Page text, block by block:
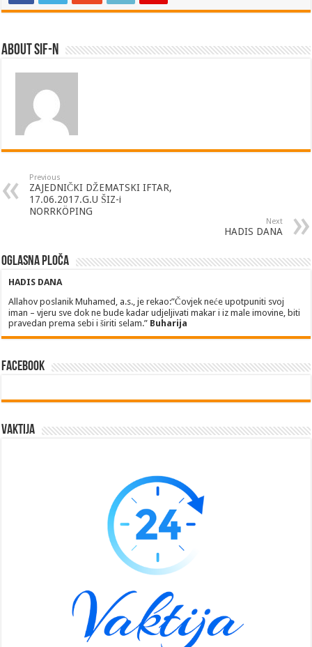
About SIF-N
Previous
ZAJEDNIČKI DŽEMATSKI IFTAR,
17.06.2017.G.U ŠIZ-i
NORRKÖPING
Next
HADIS DANA
Oglasna ploča
HADIS DANA
Allahov poslanik Muhamed, a.s., je rekao:”Čovjek neće upotpuniti svoj
iman – vjeru sve dok ne bude kadar udjeljivati makar i iz male imovine, biti
pravedan prema sebi i širiti selam.” Buharija
Facebook
Vaktija